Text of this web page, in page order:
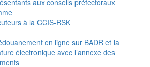
aux conseils préfectoraux
à la CCIS-RSK
en ligne sur BADR et la
électronique avec l’annexe des